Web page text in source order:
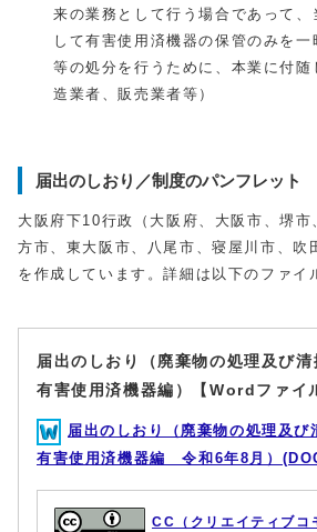
来の業務として行う場合であって
して有害使用済機器の保管のみを
等の処分を行うために、本業に付随
造業者、販売業者等）
届出のしおり／制度のパンフレット
大阪府下10行政（大阪府、大阪市、堺
方市、東大阪市、八尾市、寝屋川市、吹
を作成しています。詳細は以下のファイ
届出のしおり（廃棄物の処理及び
有害使用済機器編）【Wordファイ
届出のしおり（廃棄物の処理及
有害使用済機器編 令和6年8月）
CC（クリエイティブコ